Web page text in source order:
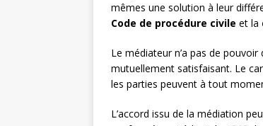
mêmes une solution à leur
Code de procédure civile et la
Le médiateur n’a pas de
mutuellement satisfaisant. Le
les parties peuvent à tout
L’accord issu de la médiation